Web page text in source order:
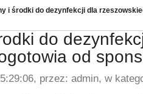
i środki do dezynfekcji dla
do
od
przez: admin, w